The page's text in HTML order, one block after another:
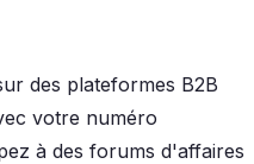
des plateformes B2B
votre numéro
à des forums d'affaires